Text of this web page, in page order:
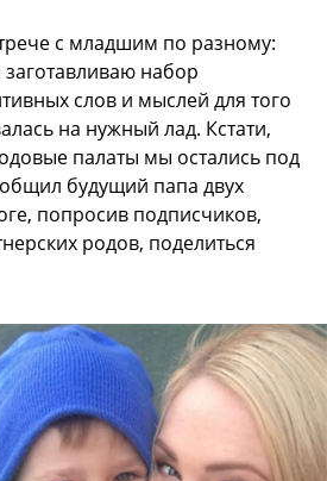
с младшим по разному:
набор
слов и мыслей для того
на нужный лад. Кстати,
палаты мы остались под
будущий папа двух
попросив подписчиков,
родов, поделиться